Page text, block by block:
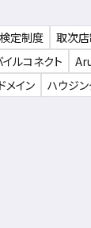
検定制度 取次
ルコネクト
ドメイン ハウジ